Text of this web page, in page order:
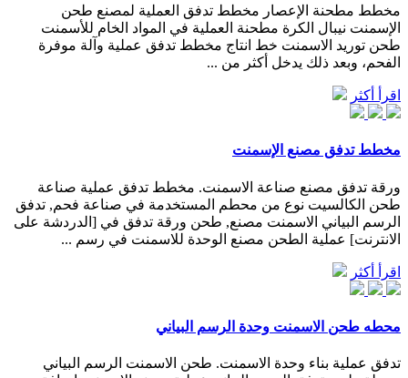
مخطط مطحنة الإعصار مخطط تدفق العملية لمصنع طحن
الإسمنت نيبال الكرة مطحنة العملية في المواد الخام للأسمنت
طحن توريد الاسمنت خط انتاج مخطط تدفق عملية وآلة موفرة
الفحم، وبعد ذلك يدخل أكثر من ...
اقرأ أكثر
مخطط تدفق مصنع الإسمنت
ورقة تدفق مصنع صناعة الاسمنت. مخطط تدفق عملية صناعة
طحن الكالسيت نوع من محطم المستخدمة في صناعة فحم, تدفق
الرسم البياني الاسمنت مصنع, طحن ورقة تدفق في [الدردشة على
الانترنت] عملية الطحن مصنع الوحدة للاسمنت في رسم ...
اقرأ أكثر
محطه طحن الاسمنت وحدة الرسم البياني
تدفق عملية بناء وحدة الاسمنت. طحن الاسمنت الرسم البياني